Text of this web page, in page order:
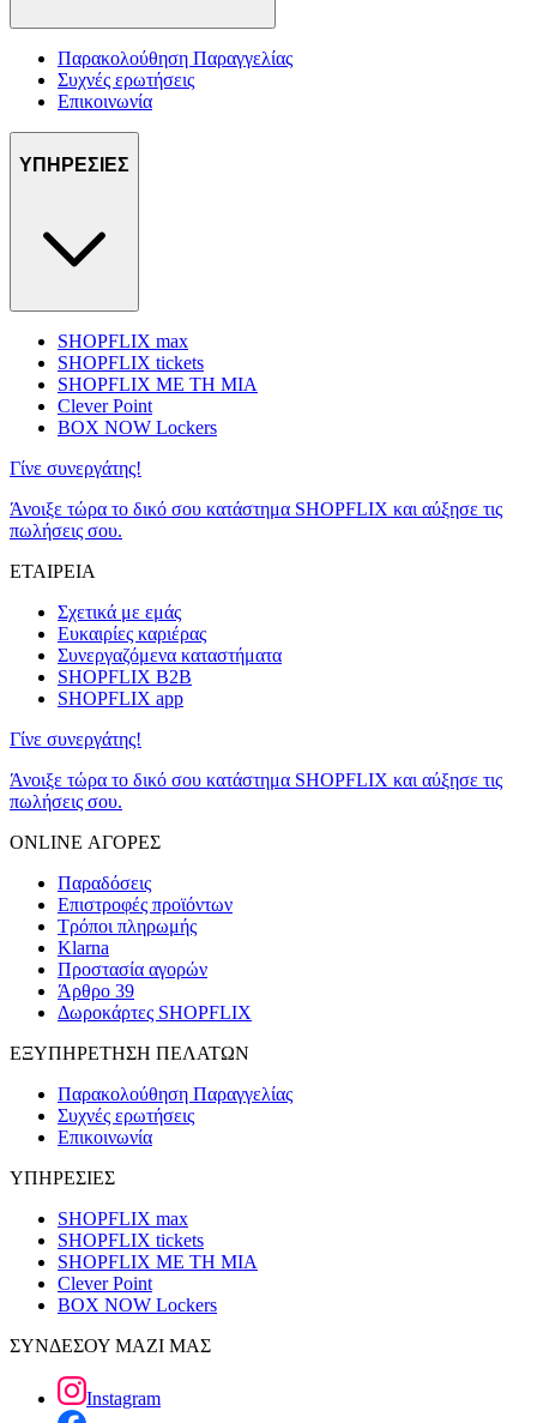
Παρακολούθηση Παραγγελίας
Συχνές ερωτήσεις
Επικοινωνία
ΥΠΗΡΕΣΙΕΣ
SHOPFLIX max
SHOPFLIX tickets
SHOPFLIX ΜΕ ΤΗ ΜΙΑ
Clever Point
BOX NOW Lockers
Γίνε συνεργάτης!
Άνοιξε τώρα το δικό σου κατάστημα SHOPFLIX και αύξησε τις
πωλήσεις σου.
ΕΤΑΙΡΕΙΑ
Σχετικά με εμάς
Ευκαιρίες καριέρας
Συνεργαζόμενα καταστήματα
SHOPFLIX B2B
SHOPFLIX app
Γίνε συνεργάτης!
Άνοιξε τώρα το δικό σου κατάστημα SHOPFLIX και αύξησε τις
πωλήσεις σου.
ONLINE ΑΓΟΡΕΣ
Παραδόσεις
Επιστροφές προϊόντων
Τρόποι πληρωμής
Klarna
Προστασία αγορών
Άρθρο 39
Δωροκάρτες SHOPFLIX
ΕΞΥΠΗΡΕΤΗΣΗ ΠΕΛΑΤΩΝ
Παρακολούθηση Παραγγελίας
Συχνές ερωτήσεις
Επικοινωνία
ΥΠΗΡΕΣΙΕΣ
SHOPFLIX max
SHOPFLIX tickets
SHOPFLIX ΜΕ ΤΗ ΜΙΑ
Clever Point
BOX NOW Lockers
ΣΥΝΔΕΣΟΥ ΜΑΖΙ ΜΑΣ
Instagram